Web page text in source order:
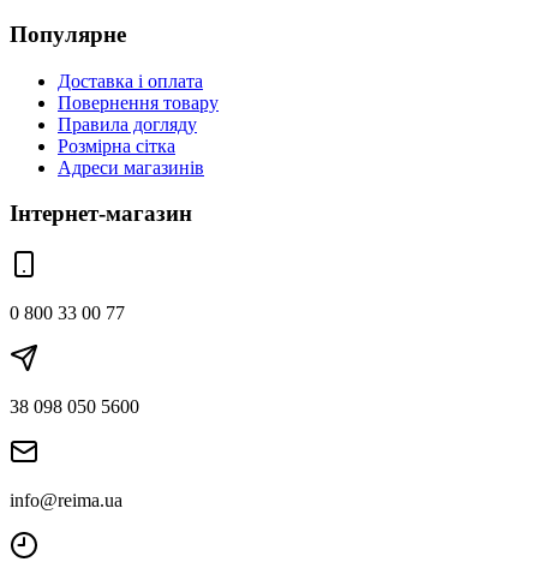
Популярне
Доставка і оплата
Повернення товару
Правила догляду
Розмірна сітка
Адреси магазинів
Інтернет-магазин
0 800 33 00 77
38 098 050 5600
info@reima.ua